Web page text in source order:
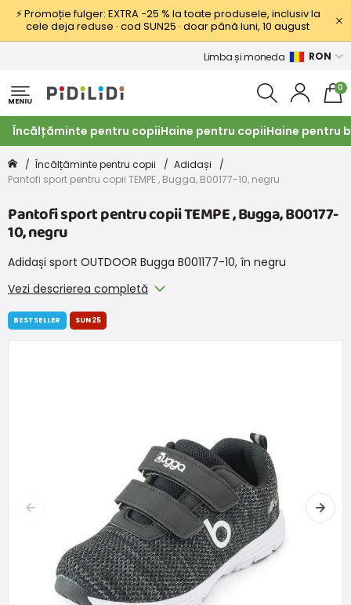
⚡ Promoție fulger: EXTRA −25 % la toate produsele, inclusiv la
cele deja reduse · cod SUN25 · doar până luni, 10 august
Limba și moneda RON
MENIU
0
Încălțăminte pentru copiiHaine pentru copiiHaine pentru
Încălțăminte pentru copii
Adidași
Pantofi sport pentru copii TEMPE , Bugga, B00177-10, negru
Pantofi sport pentru copii TEMPE , Bugga, B00177-
10, negru
Adidași sport OUTDOOR Bugga B001177-10, în negru
Vezi descrierea completă
BESTSELLER SUN25